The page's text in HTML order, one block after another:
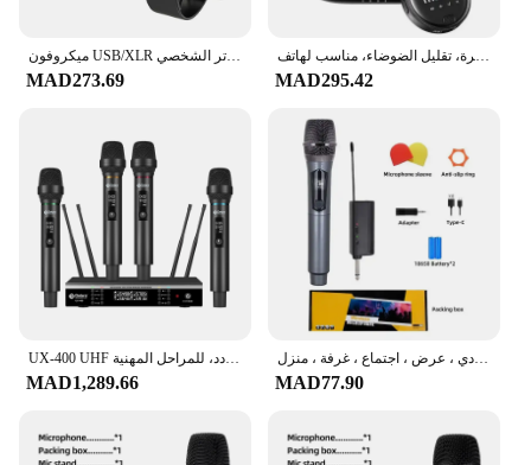
ميكروفون USB/XLR ديناميكي 2025 مع مقبض كسب/كتم صوت يعمل باللمس/مقبس سماعة الرأس، ميكروفون تسجيل لبطاقة الصوت للكمبيوتر الشخصي - K688W أبيض
MAD273.69
ميكروفون لافالير لاسلكي، ميكروفون طية صدر السترة، تقليل الضوضاء، مناسب لهاتف iPhone 15، Android، USB C، TikTok، Streaming، Vlog، WM620 PC2
MAD295.42
MAD1,289.66
ميكروفون كاريوكي لاسلكي احترافي ، ميكروفون ديناميكي محمول باليد ، خطاب غناء حفلة ، كنيسة ، نادي ، عرض ، اجتماع ، غرفة ، منزل
MAD77.90